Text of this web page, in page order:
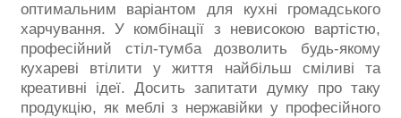
оптимальним варіантом для кухні громадського
харчування. У комбінації з невисокою вартістю,
професійний стіл-тумба дозволить будь-якому
кухареві втілити у життя найбільш сміливі та
креативні ідеї. Досить запитати думку про таку
продукцію, як меблі з нержавійки у професійного